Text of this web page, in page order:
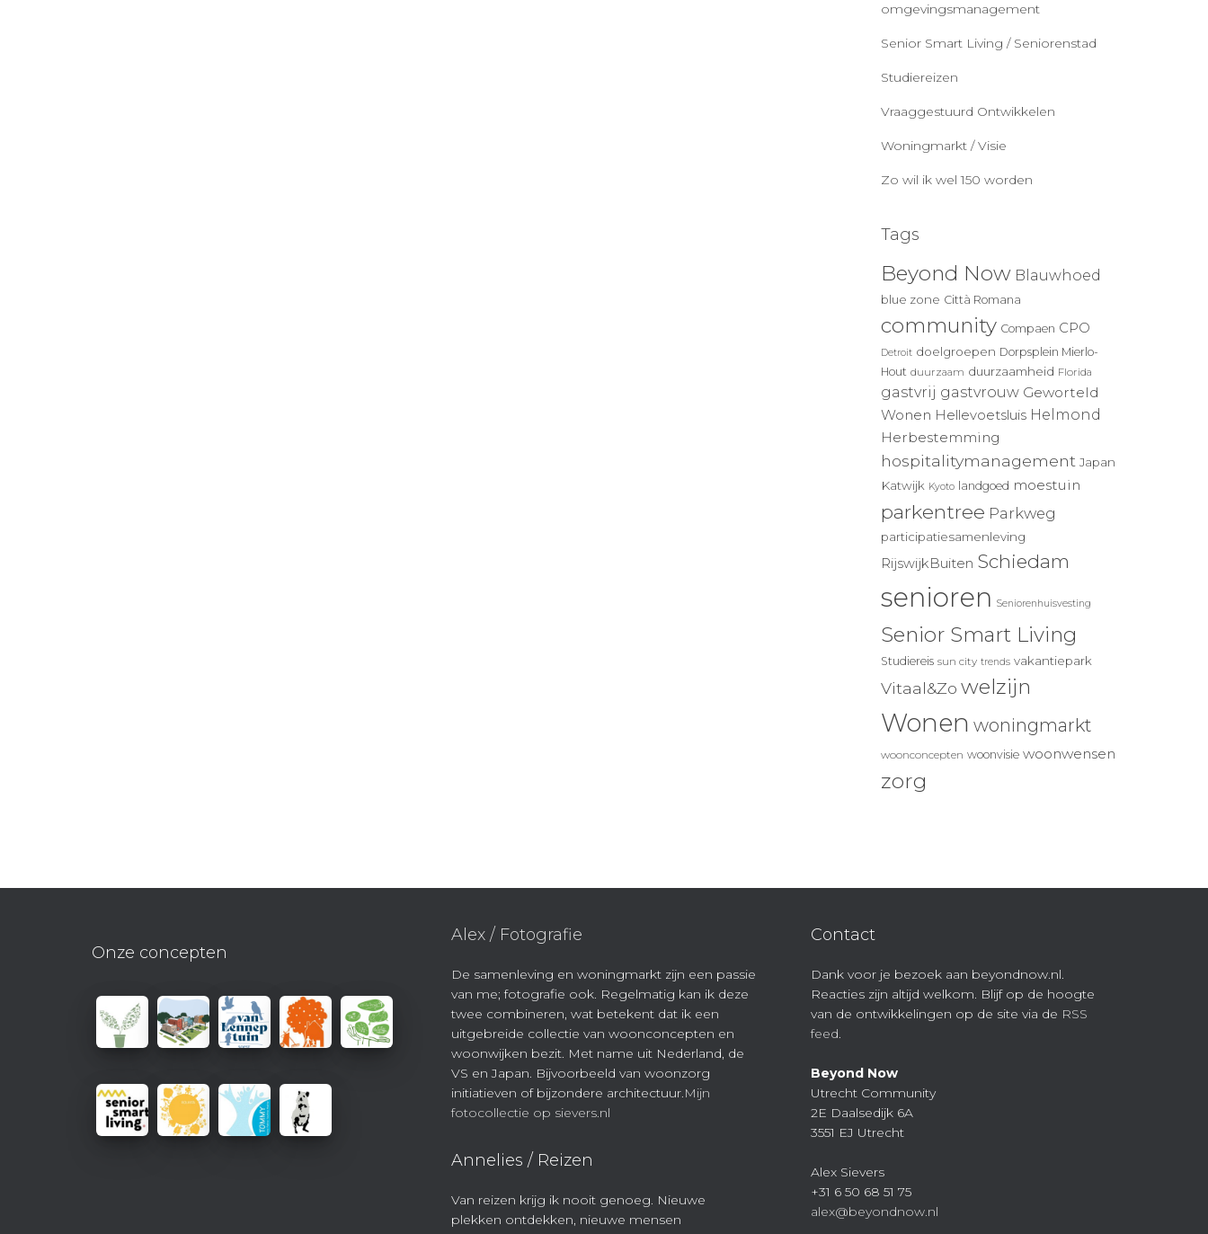
omgevingsmanagement
Senior Smart Living / Seniorenstad
Studiereizen
Vraaggestuurd Ontwikkelen
Woningmarkt / Visie
Zo wil ik wel 150 worden
Tags
Beyond Now Blauwhoed
blue zone Città Romana
community Compaen CPO
Detroit doelgroepen Dorpsplein Mierlo-
Hout duurzaam duurzaamheid Florida
gastvrij gastvrouw Geworteld
Wonen Hellevoetsluis Helmond
Herbestemming
hospitalitymanagement Japan
Katwijk Kyoto landgoed moestuin
parkentree Parkweg
participatiesamenleving
RijswijkBuiten Schiedam
senioren Seniorenhuisvesting
Senior Smart Living
Studiereis sun city trends vakantiepark
Vitaal&Zo welzijn
Wonen woningmarkt
woonconcepten woonvisie woonwensen
zorg
Onze concepten
Alex / Fotografie
De samenleving en woningmarkt zijn een passie
van me; fotografie ook. Regelmatig kan ik deze
twee combineren, wat betekent dat ik een
uitgebreide collectie van woonconcepten en
woonwijken bezit. Met name uit Nederland, de
VS en Japan. Bijvoorbeeld van woonzorg
initiatieven of bijzondere architectuur.Mijn
fotocollectie op sievers.nl
Annelies / Reizen
Van reizen krijg ik nooit genoeg. Nieuwe
plekken ontdekken, nieuwe mensen
Contact
Dank voor je bezoek aan beyondnow.nl.
Reacties zijn altijd welkom. Blijf op de hoogte
van de ontwikkelingen op de site via de RSS
feed.
Beyond Now
Utrecht Community
2E Daalsedijk 6A
3551 EJ Utrecht
Alex Sievers
+31 6 50 68 51 75
alex@beyondnow.nl